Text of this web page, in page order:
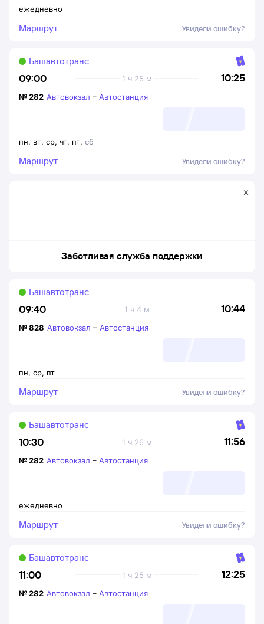
ежедневно
Маршрут Увидели ошибку?
09:00 10:25
1 ч 25 м
Башавтотранс
пн, вт, ср, чт, пт, сб
№282 Автовокзал – Автостанция
Маршрут Увидели ошибку?
Заботливая служба поддержки
09:40 10:44
1 ч 4 м
Башавтотранс
пн, ср, пт
№828 Автовокзал – Автостанция
Маршрут Увидели ошибку?
10:30 11:56
1 ч 26 м
Башавтотранс
ежедневно
№282 Автовокзал – Автостанция
Маршрут Увидели ошибку?
11:00 12:25
1 ч 25 м
Башавтотранс
№282 Автовокзал – Автостанция